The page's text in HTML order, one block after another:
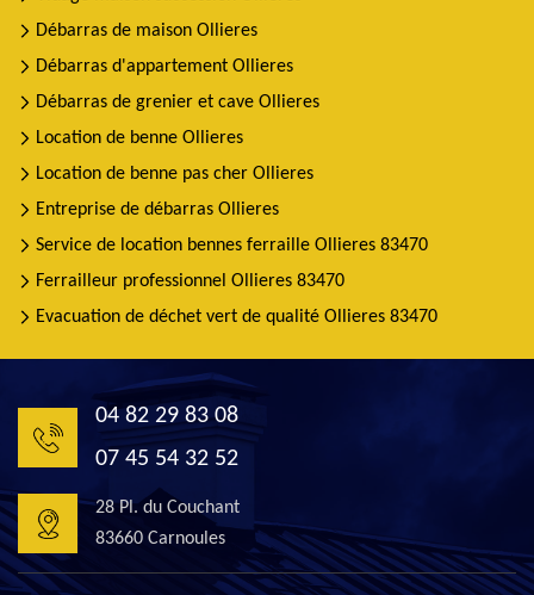
Débarras de maison Ollieres
Débarras d'appartement Ollieres
Débarras de grenier et cave Ollieres
Location de benne Ollieres
Location de benne pas cher Ollieres
Entreprise de débarras Ollieres
Service de location bennes ferraille Ollieres 83470
Ferrailleur professionnel Ollieres 83470
Evacuation de déchet vert de qualité Ollieres 83470
04 82 29 83 08
07 45 54 32 52
28 Pl. du Couchant
83660 Carnoules